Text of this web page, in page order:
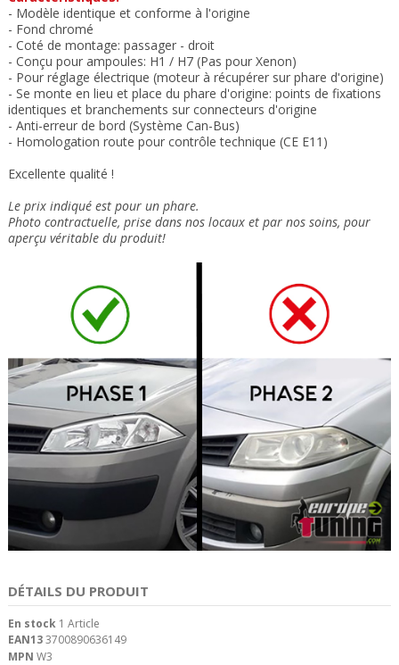
- Modèle identique et conforme à l'origine
- Fond chromé
- Coté de montage: passager - droit
- Conçu pour ampoules: H1 / H7 (Pas pour Xenon)
- Pour réglage électrique (moteur à récupérer sur phare d'origine)
- Se monte en lieu et place du phare d'origine: points de fixations
identiques et branchements sur connecteurs d'origine
- Anti-erreur de bord (Système Can-Bus)
- Homologation route pour contrôle technique (CE E11)
Excellente qualité !
Le prix indiqué est pour un phare.
Photo contractuelle, prise dans nos locaux et par nos soins, pour
aperçu véritable du produit!
DÉTAILS DU PRODUIT
En stock 1 Article
EAN133700890636149
MPN W3